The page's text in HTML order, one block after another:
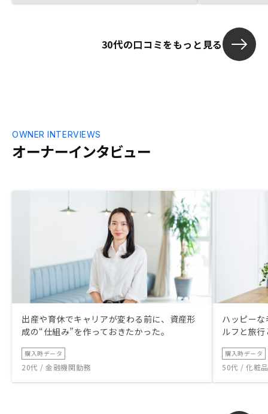
30代の口コミをもっと見る
オーナーインタビュー
OWNER INTERVIEWS
出産や育休でキャリアが変わる前に、資産形
成の“仕組み”を作っておきたかった。
購入時データ
20代 / 金融機関勤務
ハッピー
ルフと旅
購入時データ
50代 / 化粧